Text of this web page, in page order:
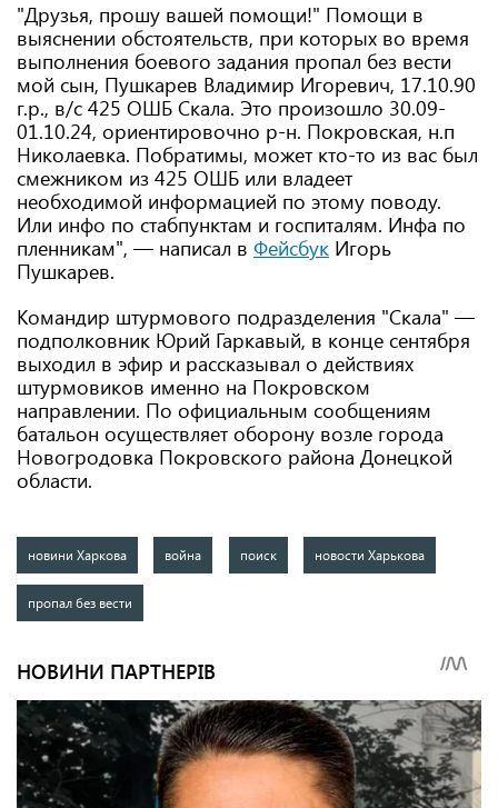
"Друзья, прошу вашей помощи!" Помощи в
выяснении обстоятельств, при которых во время
выполнения боевого задания пропал без вести
мой сын, Пушкарев Владимир Игоревич, 17.10.90
г.р., в/с 425 ОШБ Скала. Это произошло 30.09-
01.10.24, ориентировочно р-н. Покровская, н.п
Николаевка. Побратимы, может кто-то из вас был
смежником из 425 ОШБ или владеет
необходимой информацией по этому поводу.
Или инфо по стабпунктам и госпиталям. Инфа по
пленникам", — написал в Фейсбук Игорь
Пушкарев.
Командир штурмового подразделения "Скала" —
подполковник Юрий Гаркавый, в конце сентября
выходил в эфир и рассказывал о действиях
штурмовиков именно на Покровском
направлении. По официальным сообщениям
батальон осуществляет оборону возле города
Новогродовка Покровского района Донецкой
области.
новини Харкова война поиск новости Харькова
пропал без вести